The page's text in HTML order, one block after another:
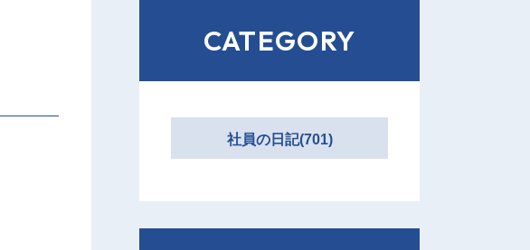
CATEGORY
社員の日記(701)